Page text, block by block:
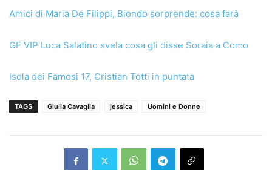
Amici di Maria De Filippi, Biondo sorprende: cosa farà
GF VIP Luca Salatino svela cosa gli disse Soraia a Como
Isola dei Famosi 17, Cristian Totti in puntata
TAGS Giulia Cavaglia jessica Uomini e Donne